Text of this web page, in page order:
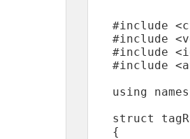
#include
#include
#include
#include
using
struct
{